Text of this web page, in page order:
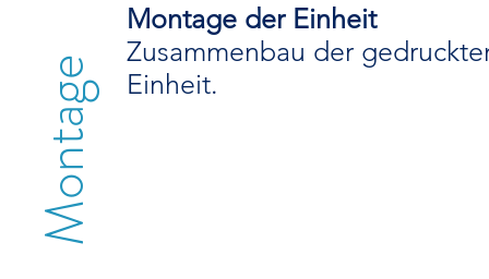
Montage der Einheit
Zusammenbau der
Einheit.
Montage